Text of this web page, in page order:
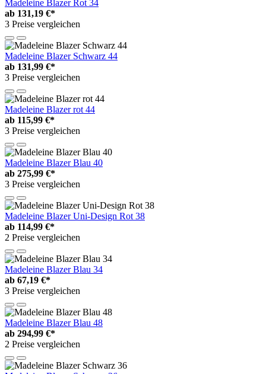
Madeleine Blazer Rot 34
ab 131,19 €*
3 Preise vergleichen
Madeleine Blazer Schwarz 44
ab 131,99 €*
3 Preise vergleichen
Madeleine Blazer rot 44
ab 115,99 €*
3 Preise vergleichen
Madeleine Blazer Blau 40
ab 275,99 €*
3 Preise vergleichen
Madeleine Blazer Uni-Design Rot 38
ab 114,99 €*
2 Preise vergleichen
Madeleine Blazer Blau 34
ab 67,19 €*
3 Preise vergleichen
Madeleine Blazer Blau 48
ab 294,99 €*
2 Preise vergleichen